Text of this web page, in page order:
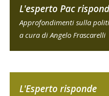
L'esperto Pac
Approfondimenti sulla
a cura di Angelo Frascarelli
L'Esperto risponde